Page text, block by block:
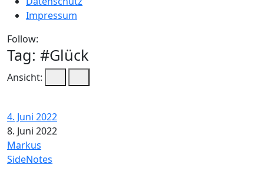
Impressum
Follow:
Tag: #Glück
Ansicht:
4. Juni 2022
8. Juni 2022
Markus
SideNotes